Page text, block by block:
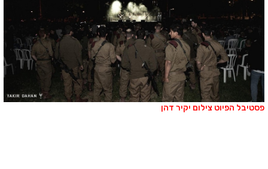
הפיוט צילום יקיר דהן